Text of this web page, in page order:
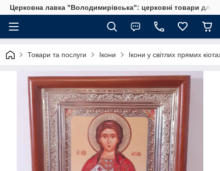
Церковна лавка "Володимирівська": церковні товари для
Товари та послуги Ікони Ікони у світлих прямих